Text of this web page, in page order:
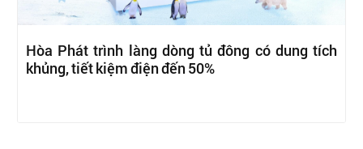
Hòa Phát trình làng dòng tủ đông có dung tích
khủng, tiết kiệm điện đến 50%